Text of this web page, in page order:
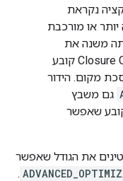
נקראת
או מורכבת
משנה את
ההתנהגות של הקוד, אבל Closure Compiler קובע
מקום. הידור
גם משבץ
שאפשר
את הגודל שאפשר
.